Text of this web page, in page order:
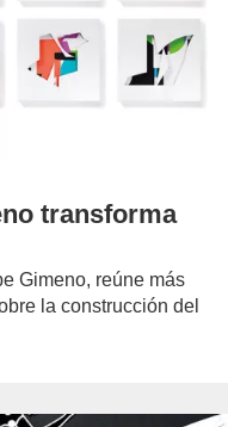
transforma
Gimeno, reúne más
la construcción del